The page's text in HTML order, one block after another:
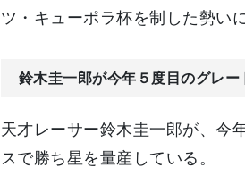
ツ・キューポラ杯を制した勢い
鈴木圭一郎が今年５度目のグレー
天才レーサー鈴木圭一郎が、今
スで勝ち星を量産している。